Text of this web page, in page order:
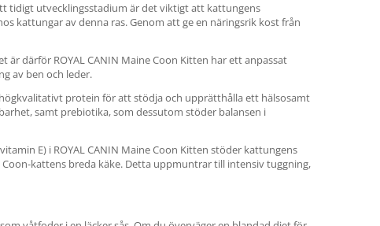
tidigt utvecklingsstadium är det viktigt att kattungens
kattungar av denna ras. Genom att ge en näringsrik kost från
därför ROYAL CANIN Maine Coon Kitten har ett anpassat
av ben och leder.
protein för att stödja och upprätthålla ett hälsosamt
samt prebiotika, som dessutom stöder balansen i
E) i ROYAL CANIN Maine Coon Kitten stöder kattungens
kattens breda käke. Detta uppmuntrar till intensiv tuggning,